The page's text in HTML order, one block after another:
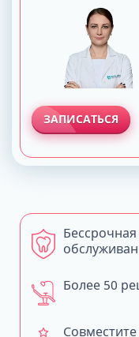
ЗАПИСАТЬСЯ
Более 50